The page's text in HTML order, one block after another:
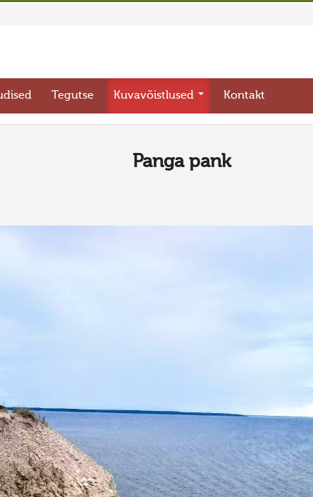
Tegutse Kuvavõistlused Kontakt
Panga pank